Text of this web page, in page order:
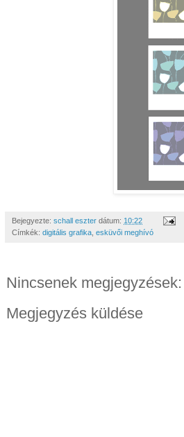
Bejegyezte: schall eszter dátum: 10:22
Címkék: digitális grafika esküvői meghívó
Nincsenek megjegyzések:
Megjegyzés küldése